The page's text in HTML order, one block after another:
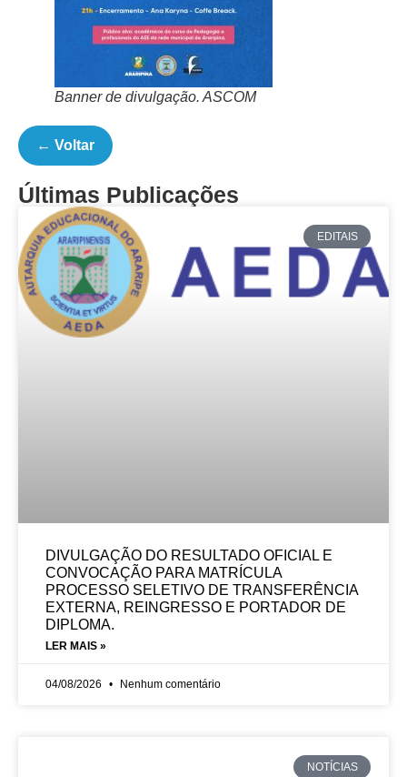
Banner de divulgação. ASCOM
← Voltar
Últimas Publicações
EDITAIS
DIVULGAÇÃO DO RESULTADO OFICIAL E
CONVOCAÇÃO PARA MATRÍCULA
PROCESSO SELETIVO DE TRANSFERÊNCIA
EXTERNA, REINGRESSO E PORTADOR DE
DIPLOMA.
LER MAIS »
04/08/2026 Nenhum comentário
NOTÍCIAS